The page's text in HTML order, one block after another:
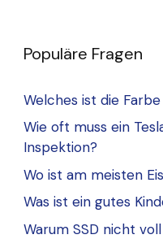
Populäre Fragen
Welches ist die
Wie oft muss ein
Inspektion?
Wo ist am meisten
Was ist ein gutes
Warum SSD nicht